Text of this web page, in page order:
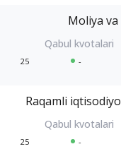
Moliya
25 -
Raqamli
25 -